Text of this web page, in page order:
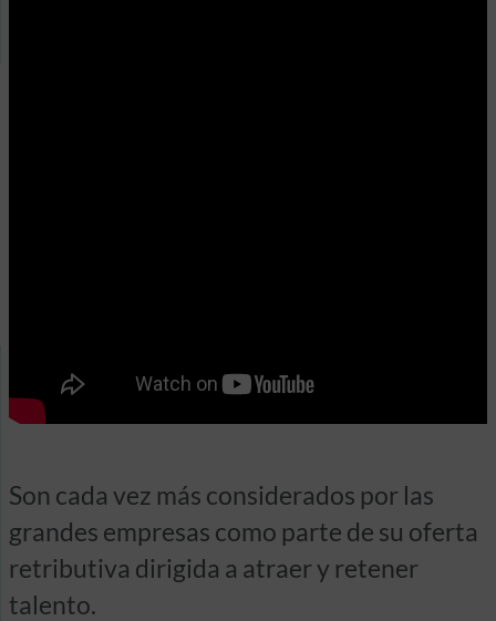
Son cada vez más considerados por las
grandes empresas como parte de su oferta
retributiva dirigida a atraer y retener
talento.